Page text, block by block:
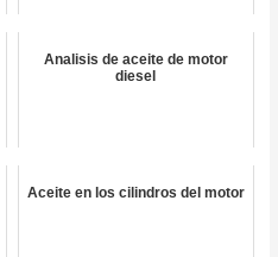
Analisis de aceite de motor
diesel
Aceite en los cilindros del motor